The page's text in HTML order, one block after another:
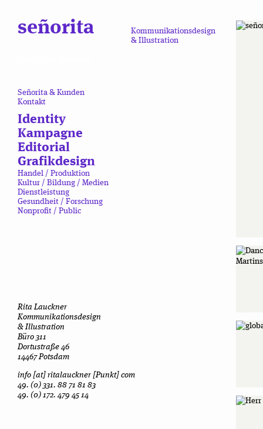
señorita
Kommunikationsdesign
& Illustration
Señorita & Kunden
Kontakt
Identity
Kampagne
Editorial
Grafikdesign
Handel / Produktion
Kultur / Bildung / Medien
Dienstleistung
Gesundheit / Forschung
Nonprofit / Public
Rita Lauck­ner
Kom­mu­ni­ka­ti­ons­de­sign
& Illus­tra­tion
Büro 311
Dor­tu­straße 46
14467 Potsdam
info [at] ritalauck­ner [Punkt] com
49. (0) 331. 88 71 81 83
49. (0) 172. 479 45 14